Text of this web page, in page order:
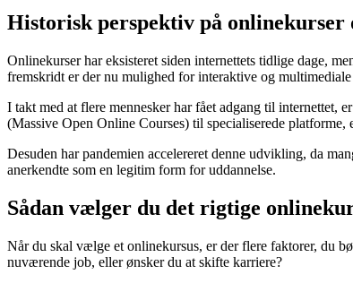
Historisk perspektiv på onlinekurser
Onlinekurser har eksisteret siden internettets tidlige dage,
fremskridt er der nu mulighed for interaktive og
I takt med at flere mennesker har fået adgang til internettet,
(Massive Open Online Courses) til specialiserede
Desuden har pandemien accelereret denne udvikling, da
anerkendte som en legitim form for uddannelse.
Sådan vælger du det rigtige
Når du skal vælge et onlinekursus, er der flere faktorer, du
nuværende job, eller ønsker du at skifte karriere?